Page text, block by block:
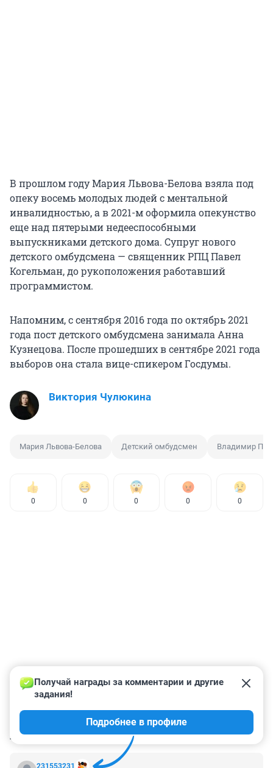
В прошлом году Мария Львова-Белова взяла под
опеку восемь молодых людей с ментальной
инвалидностью, а в 2021-м оформила опекунство
еще над пятерыми недееспособными
выпускниками детского дома. Супруг нового
детского омбудсмена — священник РПЦ Павел
Когельман, до рукоположения работавший
программистом.
Напомним, с сентября 2016 года по октябрь 2021
года пост детского омбудсмена занимала Анна
Кузнецова. После прошедших в сентябре 2021 года
выборов она стала вице-спикером Госдумы.
Виктория Чулюкина
Мария Львова-Белова Детский омбудсмен Владимир
0 0 0 0 0
КОММЕНТАРИИ 14
231553231
Получай награды за комментарии и другие
задания!
Подробнее в профиле